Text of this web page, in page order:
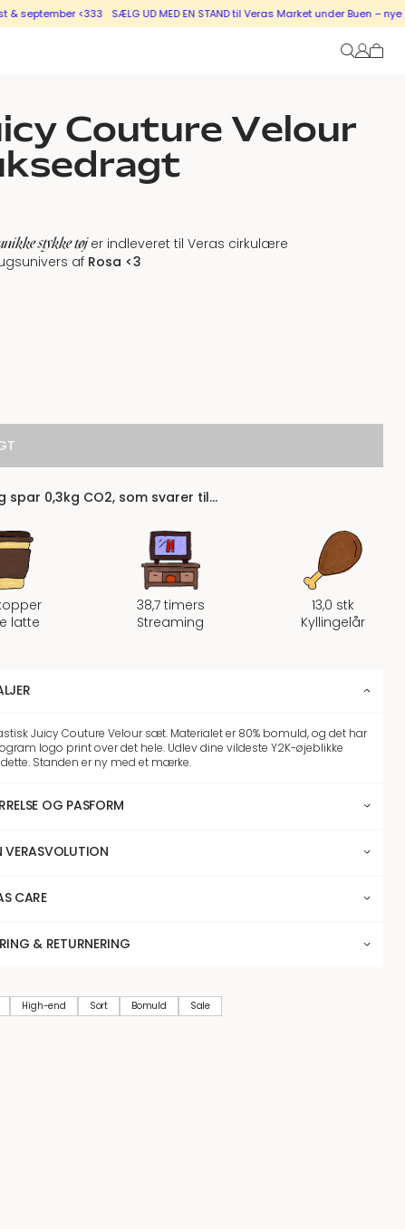
<333 SÆLG UD MED EN STAND til Veras Market under Buen – nye
Couture Velour
stykke tøjer indleveret til Veras cirkulære
af Rosa <3
spar 0,3kg CO2, som svarer til…
latte
38,7 timers
Streaming
13,0 stk
Kyllingelår
Juicy Couture Velour sæt. Materialet er 80% bomuld, og det har
logo print over det hele. Udlev dine vildeste Y2K-øjeblikke
Standen er ny med et mærke.
OG PASFORM
VERASVOLUTION
CARE
& RETURNERING
High-end Sort Bomuld Sale